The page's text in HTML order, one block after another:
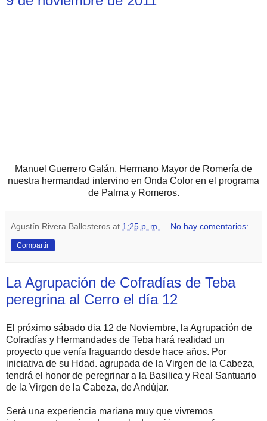
Manuel Guerrero Galán, Hermano Mayor de Romería de
nuestra hermandad intervino en Onda Color en el programa
de Palma y Romeros.
Agustín Rivera Ballesteros at 1:25 p. m. No hay comentarios:
Compartir
La Agrupación de Cofradías de Teba
peregrina al Cerro el día 12
El próximo sábado dia 12 de Noviembre, la Agrupación de
Cofradías y Hermandades de Teba hará realidad un
proyecto que venía fraguando desde hace años. Por
iniciativa de su Hdad. agrupada de la Virgen de la Cabeza,
tendrá el honor de peregrinar a la Basilica y Real Santuario
de la Virgen de la Cabeza, de Andújar.
Será una experiencia mariana muy que vivremos